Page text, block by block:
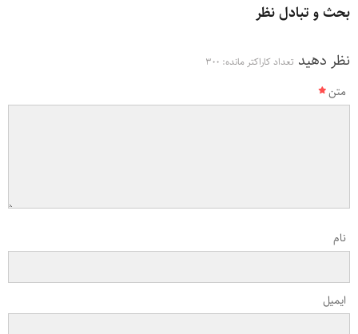
بحث و تبادل نظر
نظر دهید تعداد کاراکتر مانده: 300
متن
نام
ایمیل